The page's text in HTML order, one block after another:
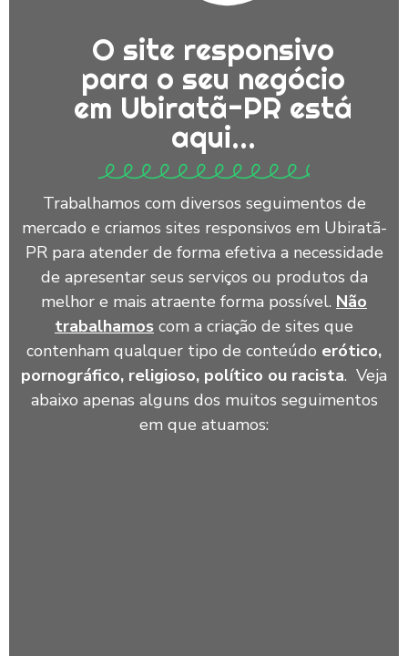
O site responsivo
para o seu negócio
em Ubiratã-PR está
aqui...
Trabalhamos com diversos seguimentos de
mercado e criamos sites responsivos em Ubiratã-
PR para atender de forma efetiva a necessidade
de apresentar seus serviços ou produtos da
melhor e mais atraente forma possível. Não
trabalhamos com a criação de sites que
contenham qualquer tipo de conteúdo erótico,
pornográfico, religioso, político ou racista. Veja
abaixo apenas alguns dos muitos seguimentos
em que atuamos: